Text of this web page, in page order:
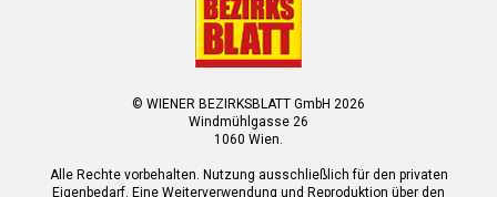
© WIENER BEZIRKSBLATT GmbH 2026
Windmühlgasse 26
1060 Wien.
Alle Rechte vorbehalten. Nutzung ausschließlich für den privaten
Eigenbedarf. Eine Weiterverwendung und Reproduktion über den